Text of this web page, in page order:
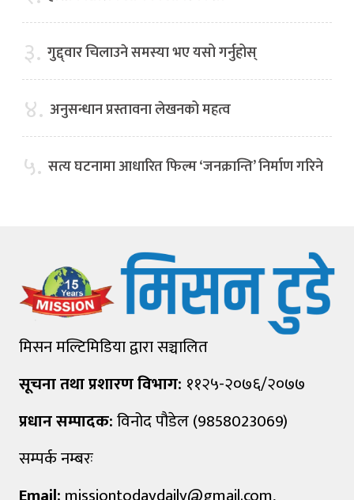
३. गुद्द्वार चिलाउने समस्या भए यसो गर्नुहोस्
४. अनुसन्धान प्रस्तावना लेखनको महत्व
५. सत्य घटनामा आधारित फिल्म ‘जनक्रान्ति’ निर्माण गरिने
मिसन मल्टिमिडिया द्वारा सञ्चालित
सूचना तथा प्रशारण विभाग: ११२५-२०७६/२०७७
प्रधान सम्पादक:विनोद पौडेल (9858023069)
सम्पर्क नम्बरः